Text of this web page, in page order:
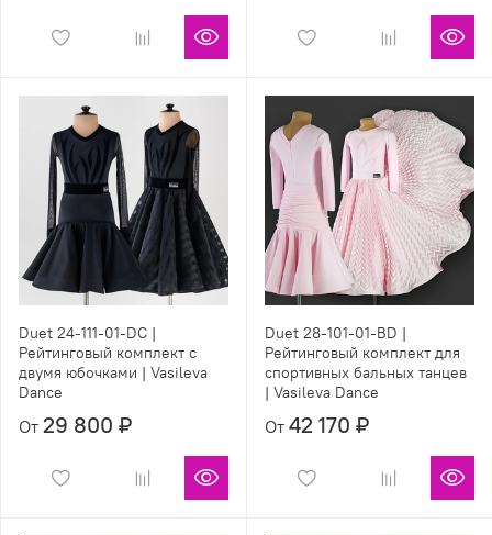
Duet 24-111-01-DC |
Рейтинговый комплект с
двумя юбочками | Vasileva
Dance
От 29 800 ₽
Duet 28-101-01-BD |
Рейтинговый комплект для
спортивных бальных танцев
| Vasileva Dance
От 42 170 ₽